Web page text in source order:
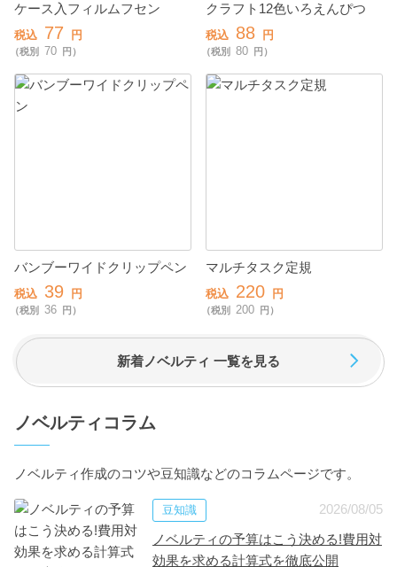
ケース入フィルムフセン
税込 77 円
（税別 70 円）
クラフト12色いろえんぴつ
税込 88 円
（税別 80 円）
バンブーワイドクリップペン
税込 39 円
（税別 36 円）
マルチタスク定規
税込 220 円
（税別 200 円）
新着ノベルティ 一覧を見る
ノベルティコラム
ノベルティ作成のコツや豆知識などのコラムページです。
豆知識
2026/08/05
ノベルティの予算はこう決める!費用対
効果を求める計算式を徹底公開